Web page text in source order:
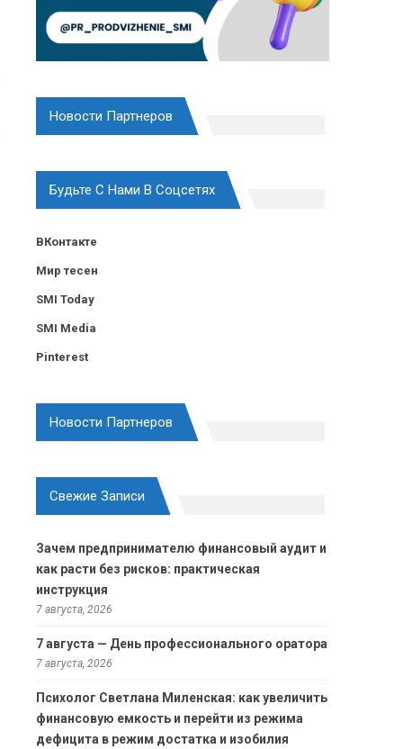
Новости Партнеров
Будьте С Нами В Соцсетях
ВКонтакте
Мир тесен
SMI Today
SMI Media
Pinterest
Новости Партнеров
Свежие Записи
Зачем предпринимателю финансовый аудит и
как расти без рисков: практическая
инструкция
7 августа, 2026
7 августа — День профессионального оратора
7 августа, 2026
Психолог Светлана Миленская: как увеличить
финансовую емкость и перейти из режима
дефицита в режим достатка и изобилия